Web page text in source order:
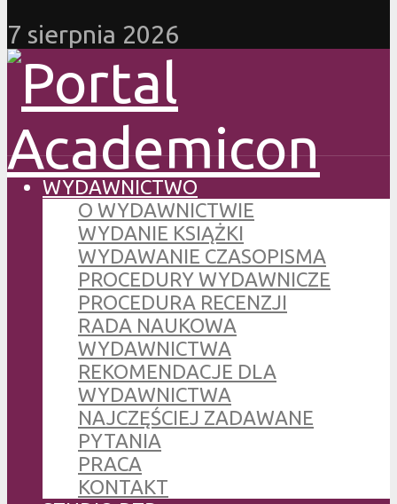
7 sierpnia 2026
WYDAWNICTWO
O WYDAWNICTWIE
WYDANIE KSIĄŻKI
WYDAWANIE CZASOPISMA
PROCEDURY WYDAWNICZE
PROCEDURA RECENZJI
RADA NAUKOWA
WYDAWNICTWA
REKOMENDACJE DLA
WYDAWNICTWA
NAJCZĘŚCIEJ ZADAWANE
PYTANIA
PRACA
KONTAKT